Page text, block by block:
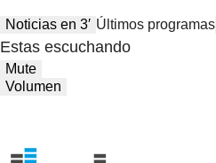
Noticias en 3′ Últimos programas
Estas escuchando
Mute
Volumen